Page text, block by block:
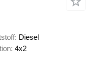
Diesel
4x2